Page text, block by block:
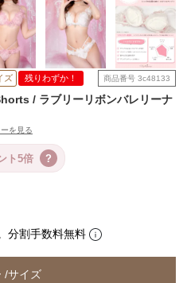
ズ 残りわずか！ 商品番号 3c48133
/ ラブリーリボンバレリーナ
を見る
ト5倍 ?
分割手数料無料
サイズ